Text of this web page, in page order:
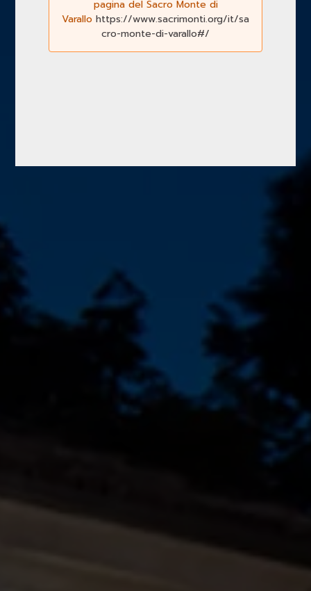
pagina del Sacro Monte di
Varallo https://www.sacrimonti.org/it/sa
cro-monte-di-varallo#/